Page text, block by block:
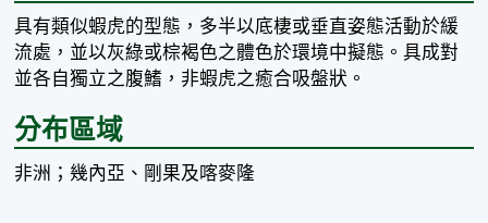
具有類似蝦虎的型態，多半以底棲或垂直姿態活動於緩
流處，並以灰綠或棕褐色之體色於環境中擬態。具成對
並各自獨立之腹鰭，非蝦虎之癒合吸盤狀。
分布區域
非洲；幾內亞、剛果及喀麥隆